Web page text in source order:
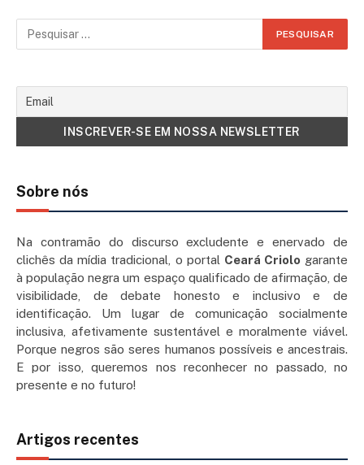
Sobre nós
Na contramão do discurso excludente e enervado de
clichês da mídia tradicional, o portal Ceará Criolo garante
à população negra um espaço qualificado de afirmação, de
visibilidade, de debate honesto e inclusivo e de
identificação. Um lugar de comunicação socialmente
inclusiva, afetivamente sustentável e moralmente viável.
Porque negros são seres humanos possíveis e ancestrais.
E por isso, queremos nos reconhecer no passado, no
presente e no futuro!
Artigos recentes